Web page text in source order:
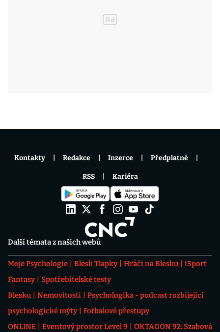
Další témata z našich webů
Moje Psychologie Blesk Tlapky Hráči na Blesku
iSport
Fantasy
Spotřebitelské testy
Blesku
Nemovitosti
Psychologika - podcast rozbíjející
psychologické mýty
Fotbalové přestupy
ONLINE
Eventový prostor Level 9
OKTAGON 92: Szabová
Kontakty Redakce Inzerce Předplatné
RSS Kariéra